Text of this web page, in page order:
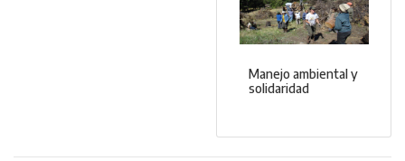
Manejo ambiental y
solidaridad